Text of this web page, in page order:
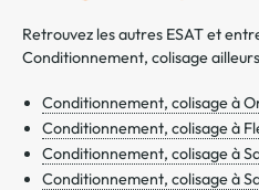
Retrouvez les autres ESAT et
Conditionnement, colisage
Conditionnement, colisage à
Conditionnement, colisage à
Conditionnement, colisage à
Conditionnement, colisage à